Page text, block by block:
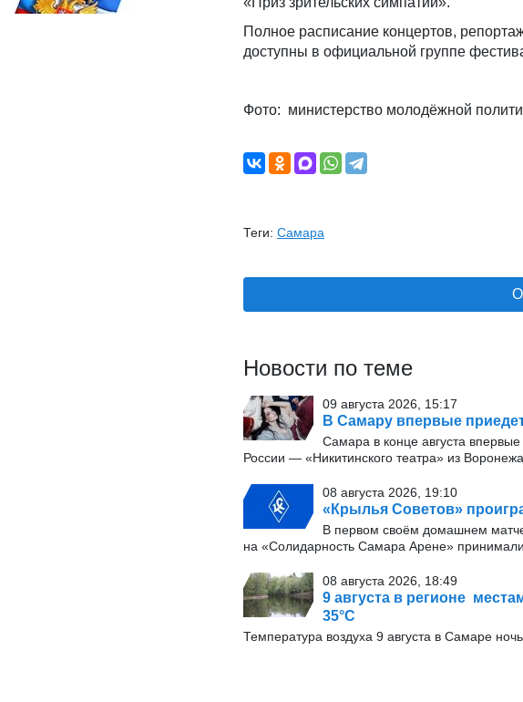
Полное расписание концертов,
доступны в официальной группе
Фото: министерство молодёжной
Теги: Самара
Новости по теме
09 августа 2026, 15:17
В Самару впервые
Самара в конце августа
России — «Никитинского театра» из Воронежа.
08 августа 2026, 19:10
«Крылья Советов»
В первом своём домашнем
на «Солидарность Самара Арене» принимали
08 августа 2026, 18:49
9 августа в регионе
35°С
Температура воздуха 9 августа в Самаре